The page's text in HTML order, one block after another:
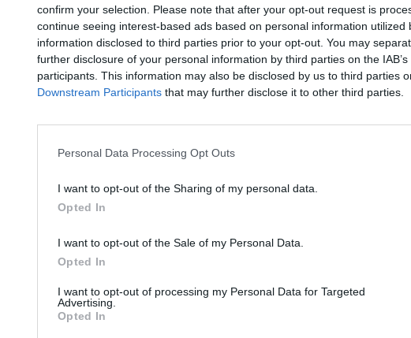
confirm your selection. Please note that after your opt-out request is
continue seeing interest-based ads based on personal information utilized
information disclosed to third parties prior to your opt-out. You may
further disclosure of your personal information by third parties on the
participants. This information may also be disclosed by us to third parties
Downstream Participants that may further disclose it to other third parties.
Personal Data Processing Opt Outs
I want to opt-out of the Sharing of my personal data.
Opted In
I want to opt-out of the Sale of my Personal Data.
Opted In
I want to opt-out of processing my Personal Data for Targeted
Advertising.
Opted In
továbbra is kötelező a maszk használata.